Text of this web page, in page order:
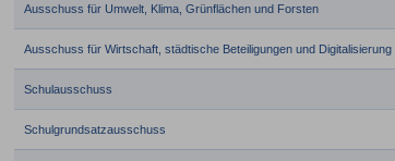
Ausschuss für Umwelt, Klima, Grünflächen und Forsten
Ausschuss für Wirtschaft, städtische Beteiligungen und Digitalisierung
Schulausschuss
Schulgrundsatzausschuss